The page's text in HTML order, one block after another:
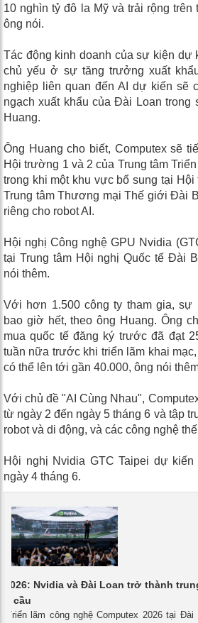
10 nghìn tỷ đô la Mỹ và trải rộng trên
ông nói.
Tác động kinh doanh của sự kiện dự
chủ yếu ở sự tăng trưởng xuất
nghiệp liên quan đến AI dự kiến ​​sẽ
ngạch xuất khẩu của Đài Loan trong
Huang.
Ông Huang cho biết, Computex sẽ
Hội trường 1 và 2 của Trung tâm
trong khi một khu vực bổ sung tại
Trung tâm Thương mại Thế giới Đài
riêng cho robot AI.
Hội nghị Công nghệ GPU Nvidia
tại Trung tâm Hội nghị Quốc tế Đài
nói thêm.
Với hơn 1.500 công ty tham gia, sự
bao giờ hết, theo ông Huang. Ông
mua quốc tế đăng ký trước đã đạt
tuần nữa trước khi triển lãm khai
có thể lên tới gần 40.000, ông nói
Với chủ đề "AI Cùng Nhau",
từ ngày 2 đến ngày 5 tháng 6 và tập
robot và di động, và các công nghệ
Hội nghị Nvidia GTC Taipei dự
ngày 4 tháng 6.
2026: Nvidia và Đài Loan trở thành
cầu
Triển lãm công nghệ Computex 2026 tại